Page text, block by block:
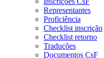
Representantes
Proficiência
Checklist inscrição
Checklist retorno
Traduções
Documentos CsF